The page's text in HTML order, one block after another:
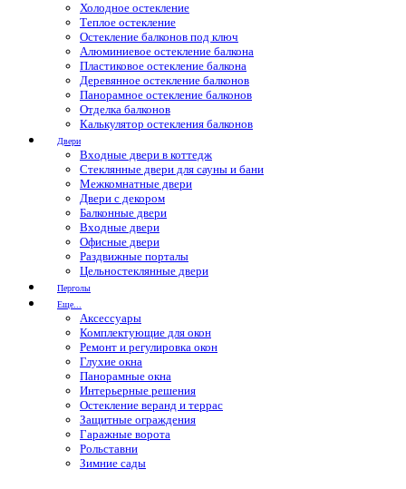
Холодное остекление
Теплое остекление
Остекление балконов под ключ
Алюминиевое остекление балкона
Пластиковое остекление балкона
Деревянное остекление балконов
Панорамное остекление балконов
Отделка балконов
Калькулятор остекления балконов
Двери
Входные двери в коттедж
Стеклянные двери для сауны и бани
Межкомнатные двери
Двери с декором
Балконные двери
Входные двери
Офисные двери
Раздвижные порталы
Цельностеклянные двери
Перголы
Еще...
Аксессуары
Комплектующие для окон
Ремонт и регулировка окон
Глухие окна
Панорамные окна
Интерьерные решения
Остекление веранд и террас
Защитные ограждения
Гаражные ворота
Рольставни
Зимние сады